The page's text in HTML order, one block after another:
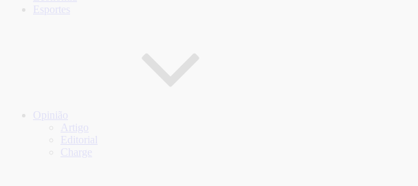
Esportes
Opinião
Artigo
Editorial
Charge